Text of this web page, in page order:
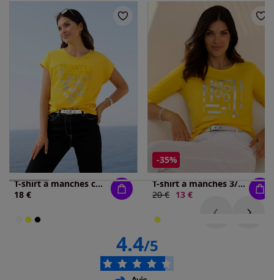
T-shirt à manches courtes imprimé brillant
18 €
-35%
T-shirt à manches 3/4 imprimé transfert couleur argenté
Ancien prix :
20 € Nouveau prix :
13 €
4.4/5